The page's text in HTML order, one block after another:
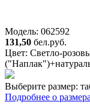
Модель: 062592
131,50 бел.руб.
Цвет: Светло-
Выберите размер:
Подробнее о